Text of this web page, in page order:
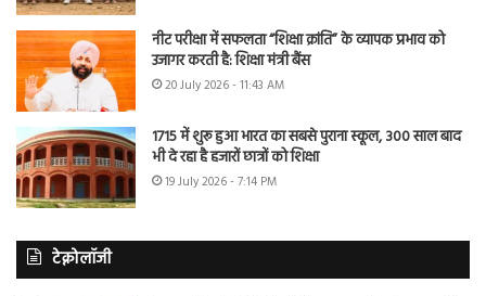
नीट परीक्षा में सफलता “शिक्षा क्रांति” के व्यापक प्रभाव को
उजागर करती है: शिक्षा मंत्री बैंस
20 July 2026 - 11:43 AM
1715 में शुरू हुआ भारत का सबसे पुराना स्कूल, 300 साल बाद
भी दे रहा है हजारों छात्रों को शिक्षा
19 July 2026 - 7:14 PM
टेक्नोलॉजी